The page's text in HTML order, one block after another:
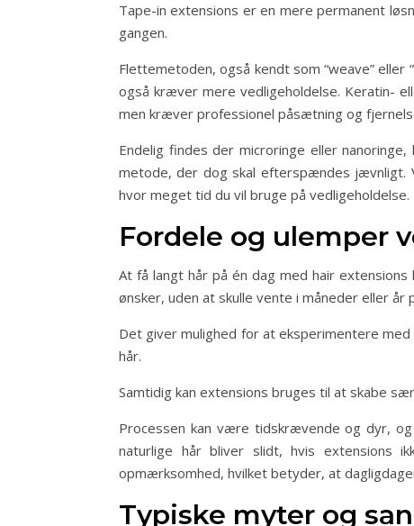
Tape-in extensions er en mere permanent
gangen.
Flettemetoden, også kendt som “weave”
også kræver mere vedligeholdelse. Keratin-
men kræver professionel påsætning og
Endelig findes der microringe eller
metode, der dog skal efterspændes
hvor meget tid du vil bruge på vedligeholdelse.
Fordele og ulemper
At få langt hår på én dag med hair
ønsker, uden at skulle vente i måneder eller år
Det giver mulighed for at eksperimentere
hår.
Samtidig kan extensions bruges til at skabe
Processen kan være tidskrævende og dyr,
naturlige hår bliver slidt, hvis extensions
opmærksomhed, hvilket betyder, at
Typiske myter og